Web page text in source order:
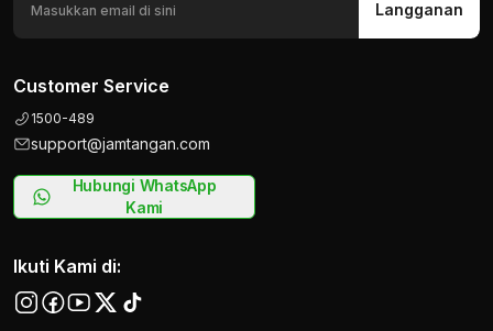
Langganan
Customer Service
1500-489
support@jamtangan.com
Hubungi WhatsApp
Kami
Ikuti Kami di: